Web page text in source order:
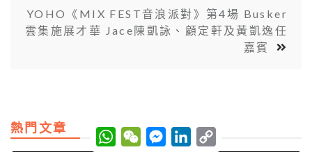
YOHO《MIX FEST音浪派對》第4場 Busker
雲集施展才華 Jace陳凱詠、顧定軒及黃凱逸任
嘉賓
熱門文章
W
h
W
e
M
e
L